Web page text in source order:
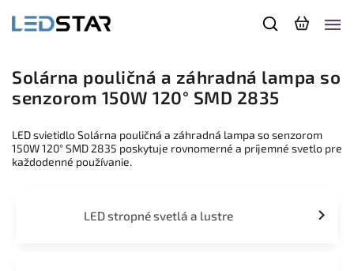
Solárna pouličná a záhradná lampa so
senzorom 150W 120° SMD 2835
LED svietidlo Solárna pouličná a záhradná lampa so senzorom
150W 120° SMD 2835 poskytuje rovnomerné a príjemné svetlo pre
každodenné používanie.
LED stropné svetlá a lustre